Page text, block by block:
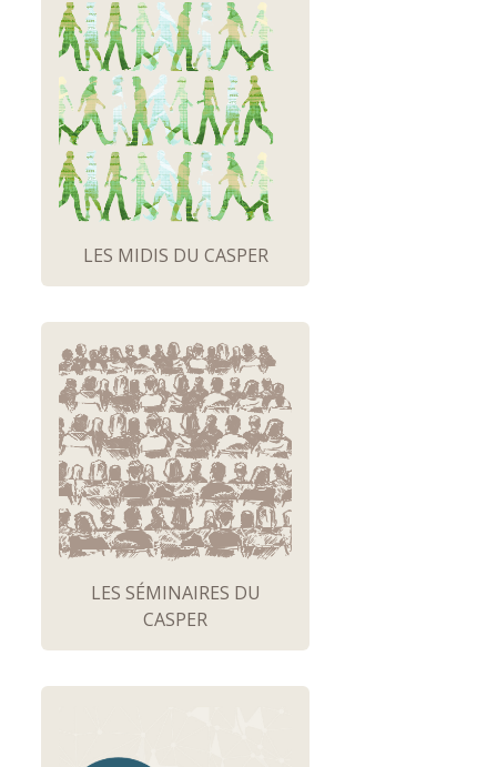
LES MIDIS DU CASPER
LES SÉMINAIRES DU
CASPER